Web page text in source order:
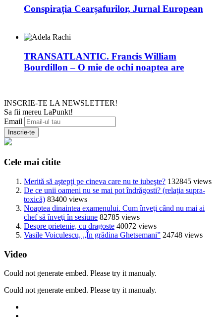
Conspirația Cearșafurilor, Jurnal European
TRANSATLANTIC. Francis William
Bourdillon – O mie de ochi noaptea are
INSCRIE-TE LA NEWSLETTER!
Sa fii mereu LaPunkt!
Email
Cele mai citite
Merită să aştepţi pe cineva care nu te iubeşte? 132845 views
De ce unii oameni nu se mai pot îndrăgosti? (relaţia supra-
toxică) 83400 views
Noaptea dinaintea examenului. Cum înveţi când nu mai ai
chef să înveţi în sesiune 82785 views
Despre prietenie, cu dragoste 40072 views
Vasile Voiculescu, „În grădina Ghetsemani” 24748 views
Video
Could not generate embed. Please try it manualy.
Could not generate embed. Please try it manualy.